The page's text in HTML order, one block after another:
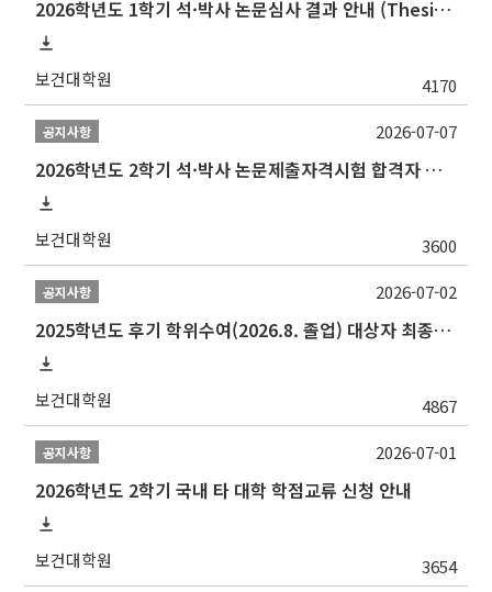
2026학년도 1학기 석·박사 논문심사 결과 안내 (Thesis Defense Result)
보건대학원 4170
공지사항
2026학년도 2학기 석·박사 논문제출자격시험 합격자 공고(TSQ Exam Result)
보건대학원 3600
2026-07-07
공지사항
2025학년도 후기 학위수여(2026.8. 졸업) 대상자 최종인준 논문 제출 안내
보건대학원 4867
2026-07-02
공지사항
2026학년도 2학기 국내 타 대학 학점교류 신청 안내
보건대학원 3654
2026-07-01